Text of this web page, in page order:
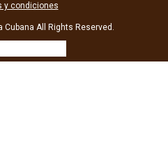
y condiciones
All Rights Reserved.